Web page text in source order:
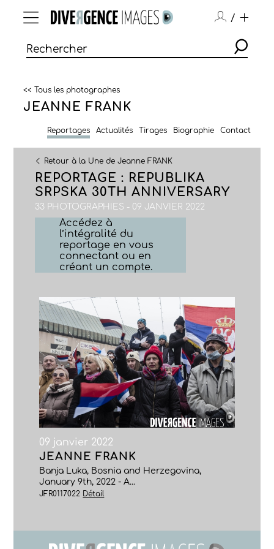
/
<< Tous les photographes
JEANNE FRANK
Reportages Actualités Tirages Biographie Contact
Retour à la Une de Jeanne FRANK
REPORTAGE : REPUBLIKA
SRPSKA 30TH ANNIVERSARY
33 PHOTOGRAPHIES - 09 JANVIER 2022
Accédez à
l’intégralité du
reportage en vous
connectant ou en
créant un compte.
09 janvier 2022
JEANNE FRANK
Banja Luka, Bosnia and Herzegovina,
January 9th, 2022 - A...
JFR0117022 Détail